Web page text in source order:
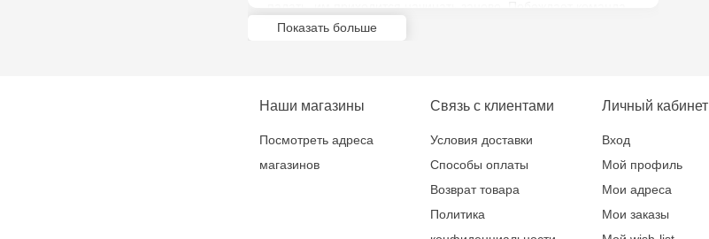
которая первой завершит и коронует 3 сборки! Это веселая и
себя как начальные, так и продвинутые сборки.
Показать больше
Наши магазины
Посмотреть адреса
магазинов
Связь с клиентами
Условия доставки
Способы оплаты
Возврат товара
Политика
Личный кабинет
Вход
Мой профиль
Мои адреса
Мои заказы